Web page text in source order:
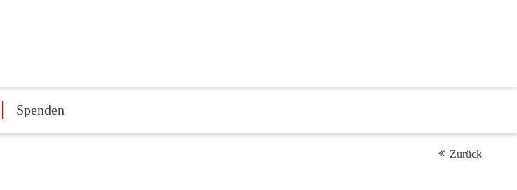
Spenden
Zurück